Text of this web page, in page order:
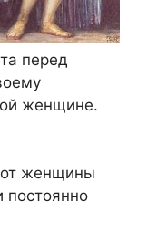
перед
женщине.
от женщины
постоянно